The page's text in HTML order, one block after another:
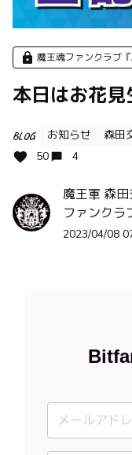
魔王魂ファンクラブ
本日はお花見
BLOG お知らせ
森田
50
4
魔王軍 森
ファンクラ
2023/04/08